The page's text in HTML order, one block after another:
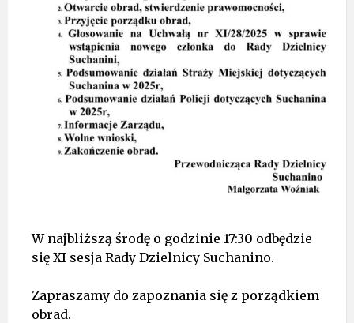
W najbliższą środę o godzinie 17:30 odbędzie
się XI sesja Rady Dzielnicy Suchanino.
Zapraszamy do zapoznania się z porządkiem
obrad.